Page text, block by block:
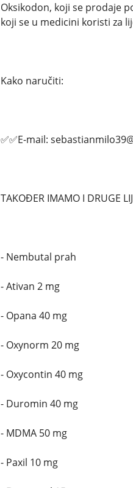
Oksikodon, koji se prodaje
koji se u medicini koristi za
Kako naručiti:
✅✅E-mail:
TAKOĐER IMAMO I DRUGE
- Nembutal prah
- Ativan 2 mg
- Opana 40 mg
- Oxynorm 20 mg
- Oxycontin 40 mg
- Duromin 40 mg
- MDMA 50 mg
- Paxil 10 mg